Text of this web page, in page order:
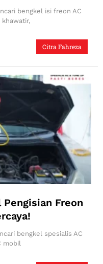
Citra Fahreza
bengkel isi freon AC
Freon
bengkel spesialis AC
mobil